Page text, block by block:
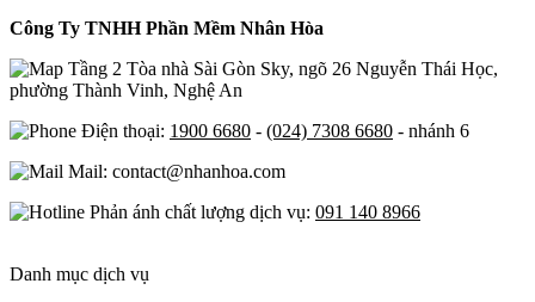
Công Ty TNHH Phần Mềm Nhân Hòa
Tầng 2 Tòa nhà Sài Gòn Sky, ngõ 26 Nguyễn Thái Học,
phường Thành Vinh, Nghệ An
Điện thoại: 1900 6680 - (024) 7308 6680 - nhánh 6
Mail: contact@nhanhoa.com
Phản ánh chất lượng dịch vụ: 091 140 8966
Danh mục dịch vụ